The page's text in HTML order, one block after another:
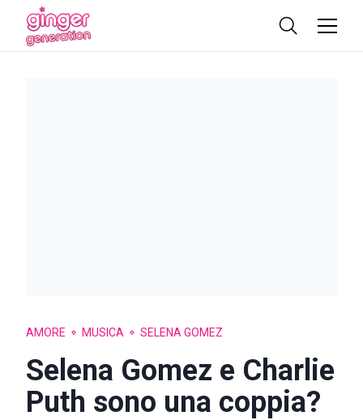
AMORE MUSICA SELENA GOMEZ
Selena Gomez e Charlie
Puth sono una coppia?